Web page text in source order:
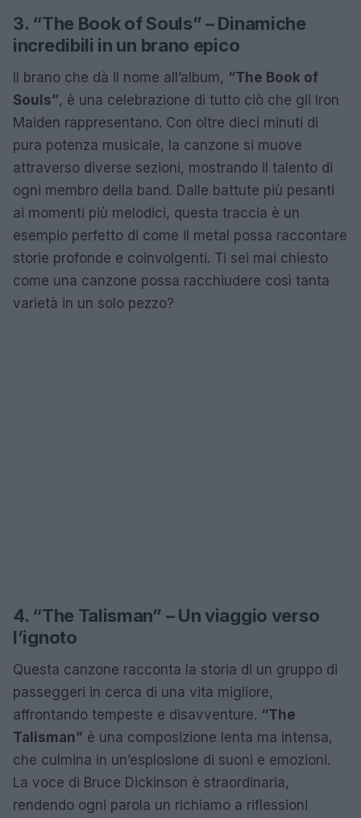
3. “The Book of Souls” – Dinamiche
incredibili in un brano epico
Il brano che dà il nome all’album, “The Book of
Souls”, è una celebrazione di tutto ciò che gli Iron
Maiden rappresentano. Con oltre dieci minuti di
pura potenza musicale, la canzone si muove
attraverso diverse sezioni, mostrando il talento di
ogni membro della band. Dalle battute più pesanti
ai momenti più melodici, questa traccia è un
esempio perfetto di come il metal possa raccontare
storie profonde e coinvolgenti. Ti sei mai chiesto
come una canzone possa racchiudere così tanta
varietà in un solo pezzo?
4. “The Talisman” – Un viaggio verso
l’ignoto
Questa canzone racconta la storia di un gruppo di
passeggeri in cerca di una vita migliore,
affrontando tempeste e disavventure. “The
Talisman” è una composizione lenta ma intensa,
che culmina in un’esplosione di suoni e emozioni.
La voce di Bruce Dickinson è straordinaria,
rendendo ogni parola un richiamo a riflessioni